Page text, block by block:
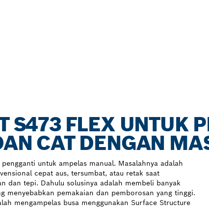
S473 FLEX UNTUK
CAT DENGAN
untuk ampelas manual. Masalahnya adalah
cepat aus, tersumbat, atau retak saat
dan tepi. Dahulu solusinya adalah membeli banyak
menyebabkan pemakaian dan pemborosan yang tinggi.
mengampelas busa menggunakan Surface Structure